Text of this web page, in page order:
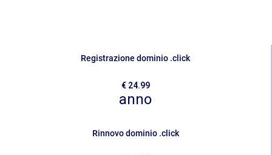
Registrazione dominio .click
€ 24.99
anno
Rinnovo dominio .click